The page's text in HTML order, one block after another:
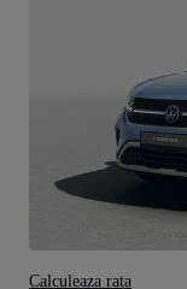
Calculeaza rata